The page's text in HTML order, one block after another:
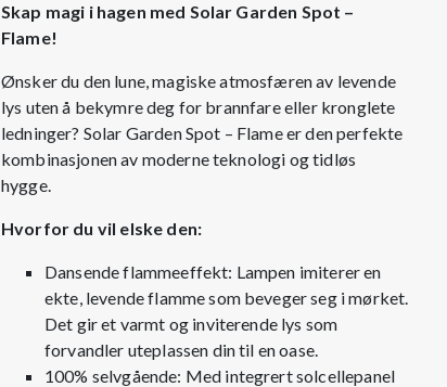
Skap magi i hagen med Solar Garden Spot –
Flame!
Ønsker du den lune, magiske atmosfæren av levende
lys uten å bekymre deg for brannfare eller kronglete
ledninger? Solar Garden Spot – Flame er den perfekte
kombinasjonen av moderne teknologi og tidløs
hygge.
Hvorfor du vil elske den:
Dansende flammeeffekt: Lampen imiterer en
ekte, levende flamme som beveger seg i mørket.
Det gir et varmt og inviterende lys som
forvandler uteplassen din til en oase.
100% selvgående: Med integrert solcellepanel